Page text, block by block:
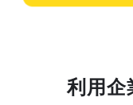
利用企